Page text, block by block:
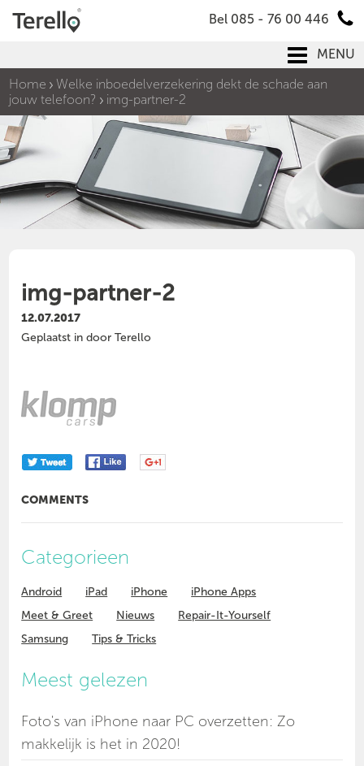
Bel 085 - 76 00 446
MENU
Home
Welke inboedelverzekering dekt de schade aan
jouw telefoon?
img-partner-2
img-partner-2
12.07.2017
Geplaatst in door Terello
COMMENTS
Categorieen
Android iPad iPhone
iPhone Apps
Meet & Greet
Nieuws
Repair-It-Yourself
Samsung
Tips & Tricks
Meest gelezen
Foto's van iPhone naar PC overzetten: Zo
makkelijk is het in 2020!